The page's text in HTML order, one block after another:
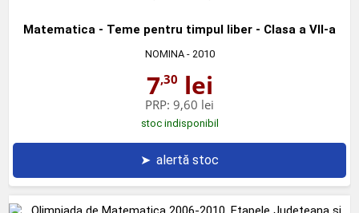
Matematica - Teme pentru timpul liber - Clasa a VII-a
NOMINA- 2010
7,30 lei
PRP: 9,60 lei
stoc indisponibil
➤ alertă stoc